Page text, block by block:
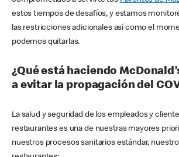
estos tiempos de desafíos, y estamos
las restricciones adicionales así como el
podemos quitarlas.
¿Qué está haciendo
a evitar la propagación del
La salud y seguridad de los empleados y
restaurantes es una de nuestras mayores
nuestros procesos sanitarios estándar,